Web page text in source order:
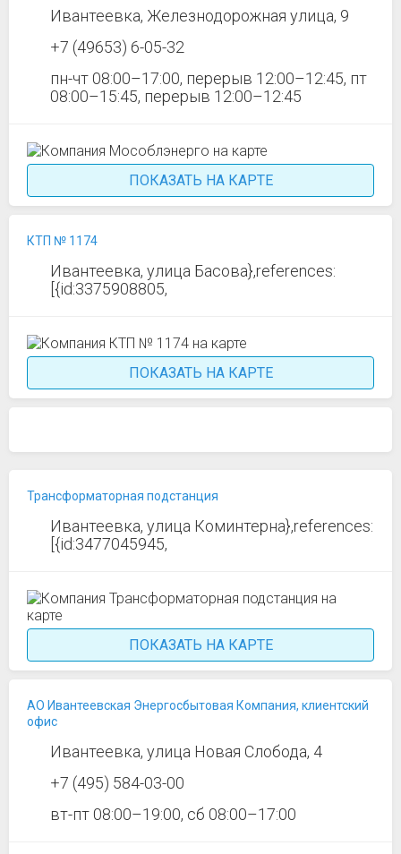
Ивантеевка, Железнодорожная улица, 9
+7 (49653) 6-05-32
пн-чт 08:00–17:00, перерыв 12:00–12:45, пт
08:00–15:45, перерыв 12:00–12:45
ПОКАЗАТЬ НА КАРТЕ
КТП № 1174
Ивантеевка, улица Басова},references:
[{id:3375908805,
ПОКАЗАТЬ НА КАРТЕ
Трансформаторная подстанция
Ивантеевка, улица Коминтерна},references:
[{id:3477045945,
ПОКАЗАТЬ НА КАРТЕ
АО Ивантеевская Энергосбытовая Компания, клиентский
офис
Ивантеевка, улица Новая Слобода, 4
+7 (495) 584-03-00
вт-пт 08:00–19:00, сб 08:00–17:00